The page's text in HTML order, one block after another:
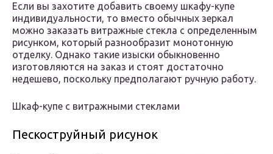
Если вы захотите добавить своему шкафу-купе
индивидуальности, то вместо обычных зеркал
можно заказать витражные стекла с определенным
рисунком, который разнообразит монотонную
отделку. Однако такие изыски обыкновенно
изготовляются на заказ и стоят достаточно
недешево, поскольку предполагают ручную работу.
Шкаф-купе с витражными стеклами
Пескоструйный рисунок